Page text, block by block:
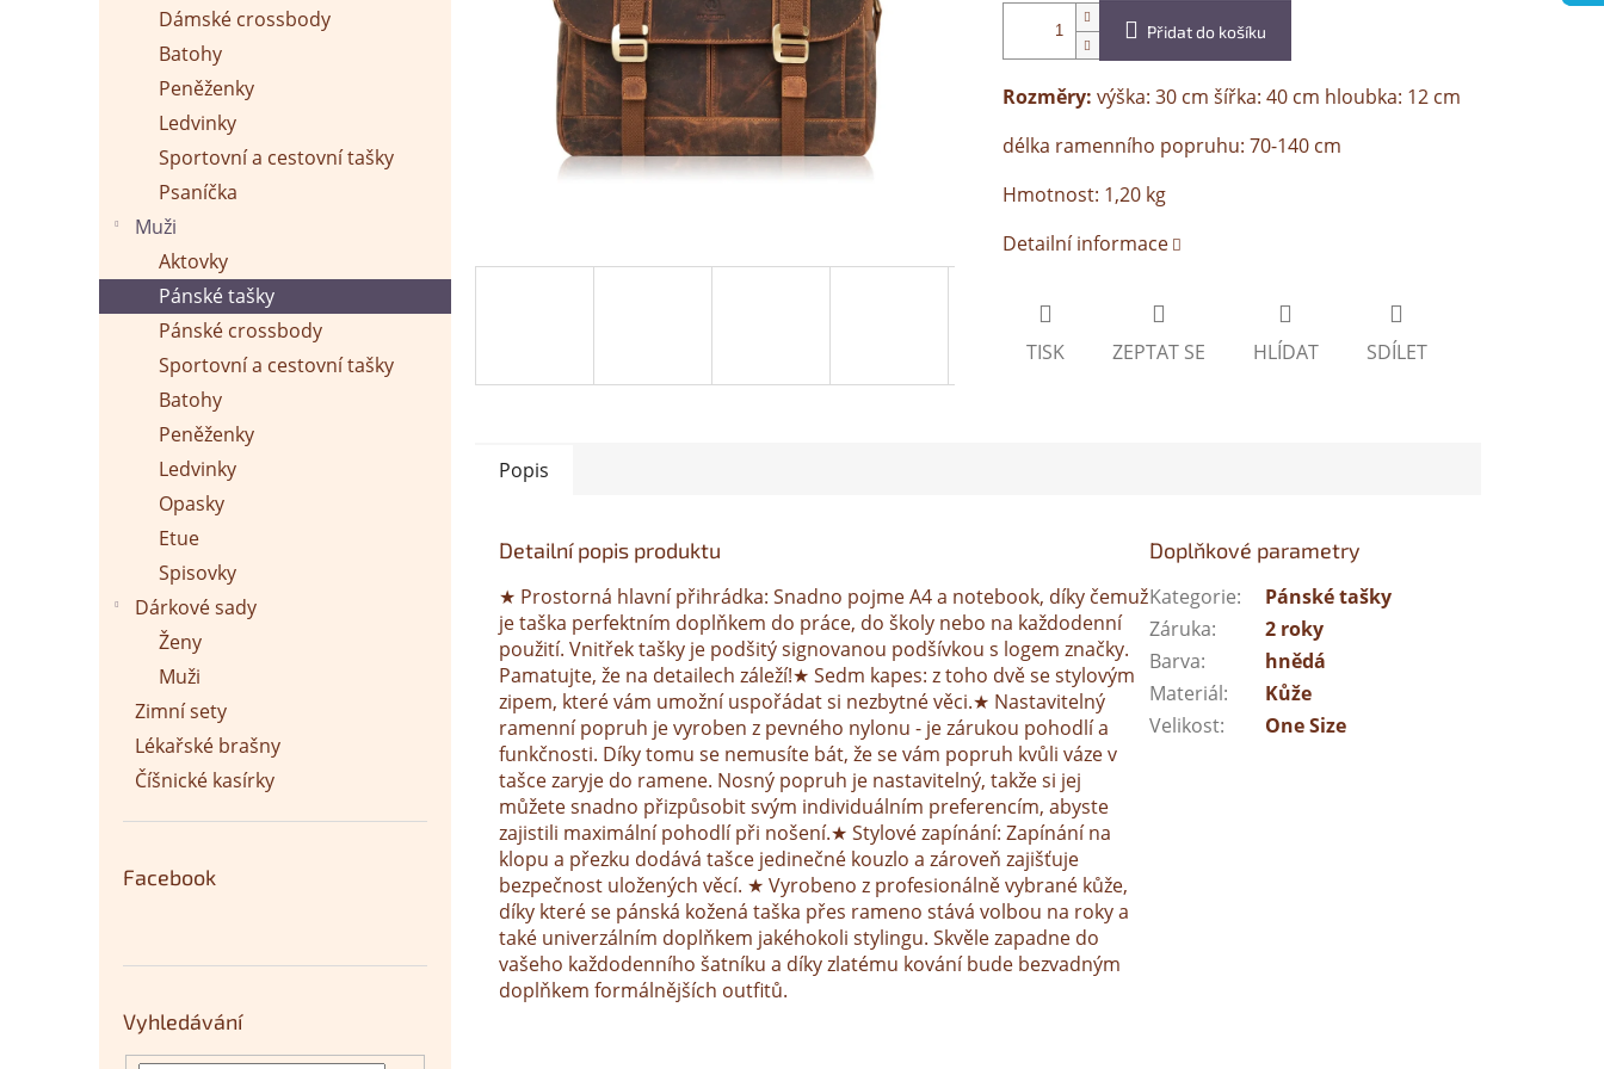
Dámské crossbody
Batohy
Peněženky
Ledvinky
Sportovní a cestovní tašky
Psaníčka
Muži
Aktovky
Pánské tašky
Pánské crossbody
Sportovní a cestovní tašky
Batohy
Peněženky
Ledvinky
Opasky
Etue
Spisovky
Dárkové sady
Ženy
Muži
Zimní sety
Lékařské brašny
Číšnické kasírky
Facebook
Vyhledávání
Přidat do košíku
Rozměry: výška: 30 cm šířka: 40 cm hloubka: 12 cm
délka ramenního popruhu: 70-140 cm
Hmotnost: 1,20 kg
Detailní informace
TISK ZEPTAT SE HLÍDAT SDÍLET
Popis
Detailní popis produktu
★ Prostorná hlavní přihrádka: Snadno pojme A4 a notebook, díky čemuž
je taška perfektním doplňkem do práce, do školy nebo na každodenní
použití. Vnitřek tašky je podšitý signovanou podšívkou s logem značky.
Pamatujte, že na detailech záleží!★ Sedm kapes: z toho dvě se stylovým
zipem, které vám umožní uspořádat si nezbytné věci.★ Nastavitelný
ramenní popruh je vyroben z pevného nylonu - je zárukou pohodlí a
funkčnosti. Díky tomu se nemusíte bát, že se vám popruh kvůli váze v
tašce zaryje do ramene. Nosný popruh je nastavitelný, takže si jej
můžete snadno přizpůsobit svým individuálním preferencím, abyste
zajistili maximální pohodlí při nošení.★ Stylové zapínání: Zapínání na
klopu a přezku dodává tašce jedinečné kouzlo a zároveň zajišťuje
bezpečnost uložených věcí. ★ Vyrobeno z profesionálně vybrané kůže,
díky které se pánská kožená taška přes rameno stává volbou na roky a
také univerzálním doplňkem jakéhokoli stylingu. Skvěle zapadne do
vašeho každodenního šatníku a díky zlatému kování bude bezvadným
doplňkem formálnějších outfitů.
Doplňkové parametry
Kategorie:
Pánské tašky
Záruka:
2 roky
Barva:
hnědá
Materiál:
Kůže
Velikost: One Size